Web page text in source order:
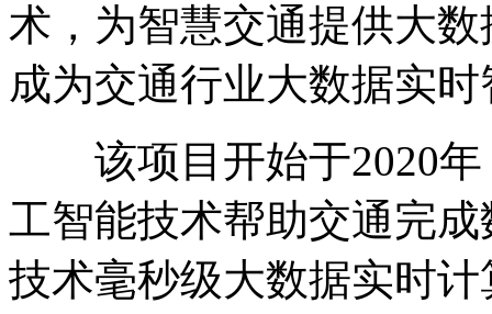
术，为智慧交通提供大
成为交通行业大数据实
该项目开始于2020年
工智能技术帮助交通完
技术毫秒级大数据实时